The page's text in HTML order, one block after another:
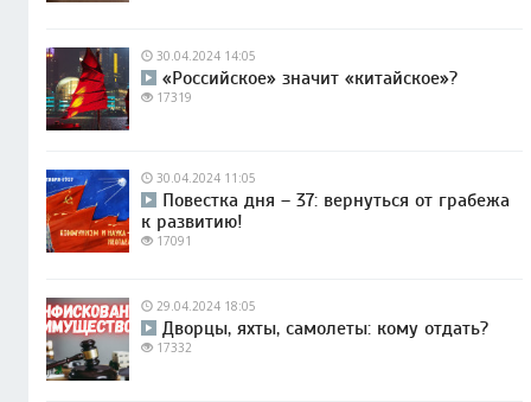
30.04.2024 14:05
«Российское» значит «китайское»?
17319
30.04.2024 11:05
Повестка дня – 37: вернуться от грабежа
к развитию!
17091
29.04.2024 18:05
Дворцы, яхты, самолеты: кому отдать?
17332